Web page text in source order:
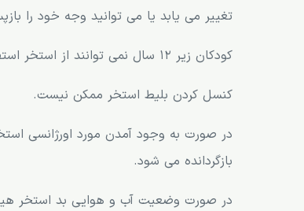
تغییر می یابد یا می توانید وجه خود را
کودکان زیر 12 سال نمی توانند از استخر استفاده کنند.
کنسل کردن بلیط استخر ممکن نیست.
در صورت به وجود آمدن مورد اورژانسی
بازگردانده می شود.
در صورت وضعیت آب و هوایی بد استخر